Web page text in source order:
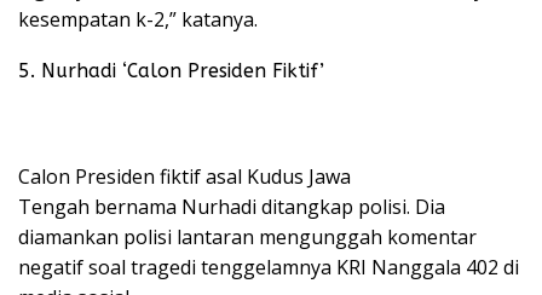
kesempatan k-2,” katanya.
5. Nurhadi ‘Calon Presiden Fiktif’
Calon Presiden fiktif asal Kudus Jawa
Tengah bernama Nurhadi ditangkap polisi. Dia
diamankan polisi lantaran mengunggah komentar
negatif soal tragedi tenggelamnya KRI Nanggala 402 di